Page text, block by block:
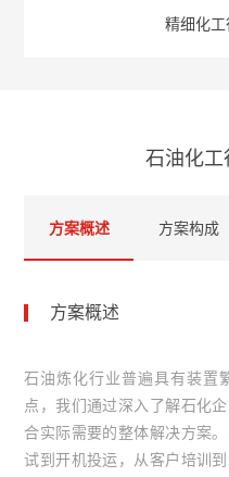
精细化
石油化工
方案概述 方案构成
方案概述
石油炼化行业普遍具有装置
点，我们通过深入了解石化
合实际需要的整体解决方案
试到开机投运，从客户培训